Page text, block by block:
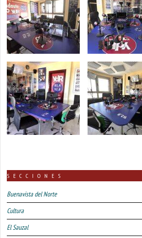
SECCIONES
Buenavista del Norte
Cultura
El Sauzal